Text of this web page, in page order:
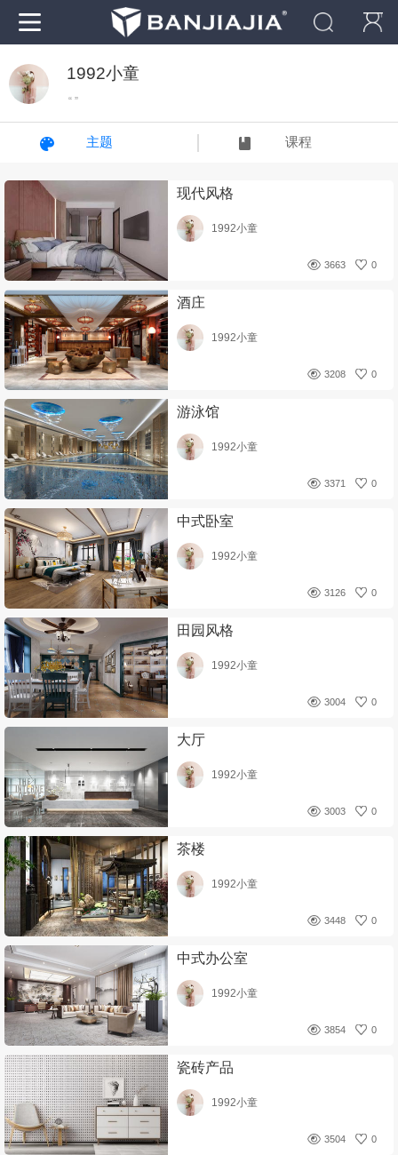
1992小童
“ ”
主题 课程
现代风格
1992小童
0
3663
酒庄
1992小童
0
3208
游泳馆
1992小童
0
3371
中式卧室
1992小童
0
3126
田园风格
1992小童
0
3004
大厅
1992小童
0
3003
茶楼
1992小童
0
3448
中式办公室
1992小童
0
3854
瓷砖产品
1992小童
0
3504